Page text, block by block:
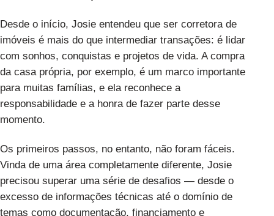
Desde o início, Josie entendeu que ser corretora de
imóveis é mais do que intermediar transações: é lidar
com sonhos, conquistas e projetos de vida. A compra
da casa própria, por exemplo, é um marco importante
para muitas famílias, e ela reconhece a
responsabilidade e a honra de fazer parte desse
momento.
Os primeiros passos, no entanto, não foram fáceis.
Vinda de uma área completamente diferente, Josie
precisou superar uma série de desafios — desde o
excesso de informações técnicas até o domínio de
temas como documentação, financiamento e